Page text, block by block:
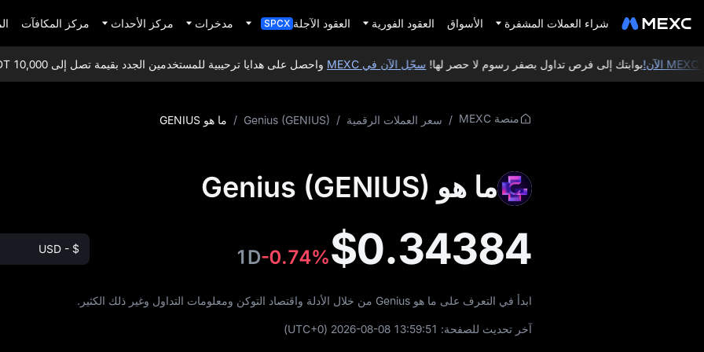
شراء العملات المشفرة الأسواق العقود الفورية العقود الآجلة SPCX مدخرات مركز الأحداث مركز المكافآت
بوابتك إلى فرص تداول بصفر رسوم لا حصر لها!سجّل الآن في MEXC واحصل على هدايا ترحيبية للمستخدمين الجدد بقيمة تصل إلى 10,000 USDT!
منصة MEXC / سعر العملات الرقمية /
Genius (GENIUS)
/ ما هو GENIUS
ما هو Genius (GENIUS)
$0.34384
-0.74%
1D
USD - $
ابدأ في التعرف على ما هو Genius من خلال الأدلة واقتصاد التوكن ومعلومات التداول وغير ذلك الكثير.
آخر تحديث للصفحة: 2026-08-08 13:59:51
(UTC+0)